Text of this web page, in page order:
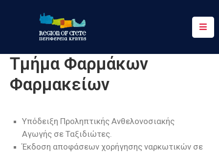
Περιφέρεια
Ενημέρωση
Έργα
Ψηφιακές
Υπηρεσίες
Τμήμα Φαρμάκων
Φαρμακείων
Υπόδειξη Προληπτικής Ανθελονοσιακής
Αγωγής σε Ταξιδιώτες.
Έκδοση αποφάσεων χορήγησης ναρκωτικών σε